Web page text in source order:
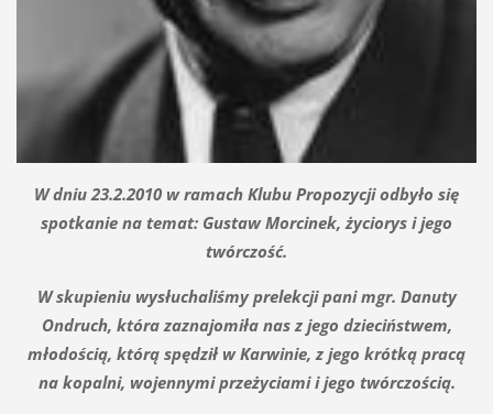
W dniu 23.2.2010 w ramach Klubu Propozycji odbyło się
spotkanie na temat: Gustaw Morcinek, życiorys i jego
twórczość.
W skupieniu wysłuchaliśmy prelekcji pani mgr. Danuty
Ondruch, która zaznajomiła nas z jego dzieciństwem,
młodością, którą spędził w Karwinie, z jego krótką pracą
na kopalni, wojennymi przeżyciami i jego twórczością.